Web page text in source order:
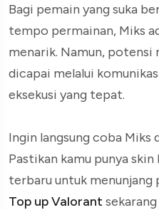
Bagi pemain yang suka
tempo permainan, Miks
menarik. Namun, potensi
dicapai melalui
eksekusi yang tepat.
Ingin langsung coba Miks
Pastikan kamu punya
terbaru untuk menunjang
Top up Valorant